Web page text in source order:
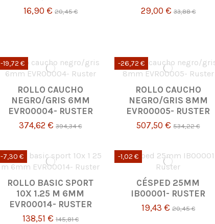
16,90 € 20,45 €
29,00 € 33,88 €
-19,72 €
ROLLO CAUCHO
NEGRO/GRIS 6MM
EVR00004- RUSTER
374,62 €394,34 €
-26,72 €
ROLLO CAUCHO
NEGRO/GRIS 8MM
EVR00005- RUSTER
507,50 €534,22 €
-7,30 €
ROLLO BASIC SPORT
10X 1.25 M 6MM
EVR00014- RUSTER
138,51 € 145,81 €
-1,02 €
CÉSPED 25MM
IB00001- RUSTER
19,43 € 20,45 €